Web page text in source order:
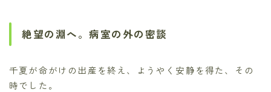
絶望の淵へ。病室の外の密談
千夏が命がけの出産を終え、ようやく安静を得た、その
時でした。